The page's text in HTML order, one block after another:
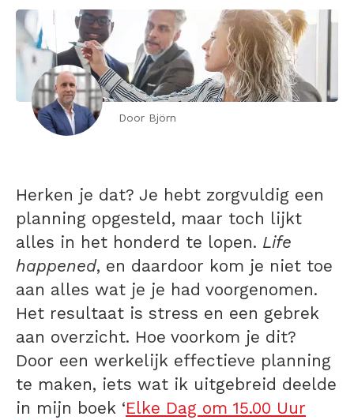
Door Björn
Herken je dat? Je hebt zorgvuldig een
planning opgesteld, maar toch lijkt
alles in het honderd te lopen. Life
happened, en daardoor kom je niet toe
aan alles wat je je had voorgenomen.
Het resultaat is stress en een gebrek
aan overzicht. Hoe voorkom je dit?
Door een werkelijk effectieve planning
te maken, iets wat ik uitgebreid deelde
in mijn boek ‘Elke Dag om 15.00 Uur